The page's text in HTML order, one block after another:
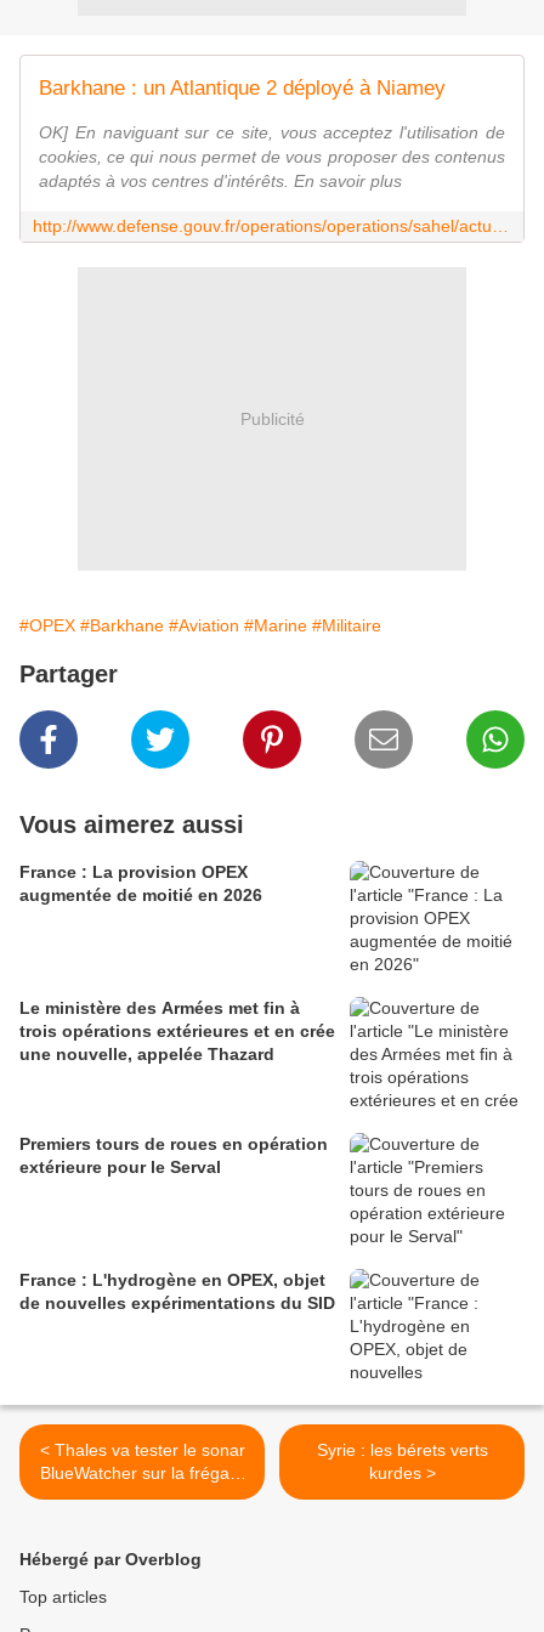
Barkhane : un Atlantique 2 déployé à Niamey
OK] En naviguant sur ce site, vous acceptez l'utilisation de
cookies, ce qui nous permet de vous proposer des contenus
adaptés à vos centres d'intérêts. En savoir plus
Publicité
#OPEX #Barkhane #Aviation #Marine #Militaire
Partager
Vous aimerez aussi
France : La provision OPEX
augmentée de moitié en 2026
Le ministère des Armées met fin à
trois opérations extérieures et en crée
une nouvelle, appelée Thazard
Premiers tours de roues en opération
extérieure pour le Serval
France : L'hydrogène en OPEX, objet
de nouvelles expérimentations du SID
< Thales va tester le sonar
BlueWatcher sur la frégate
Surcouf
Syrie : les bérets verts
kurdes >
Hébergé par Overblog
Top articles